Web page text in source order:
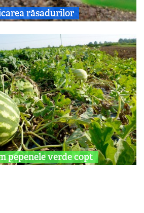
răsadurilor
pepenele verde copt